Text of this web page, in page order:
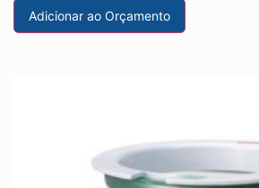
Adicionar ao Orçamento